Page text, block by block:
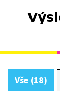
Vše (18)